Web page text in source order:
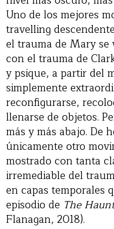
Uno de los mejores
travelling
el trauma de Mary
con el trauma de
y psique, a partir del
simplemente
reconfigurarse,
llenarse de objetos.
más y más abajo. De
únicamente otro
mostrado con tanta
irremediable del
en capas temporales
episodio de The
Flanagan, 2018).